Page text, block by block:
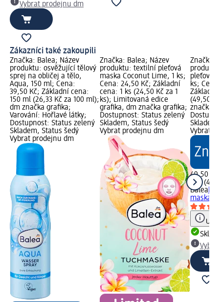
Vybrat prodejnu dm
Zákazníci také zakoupili
Značka: Balea; Název
produktu: osvěžující tělový
sprej na obličej a tělo,
Aqua, 150 ml; Cena:
39,50 Kč; Základní cena:
150 ml (26,33 Kč za 100 ml);
dm značka grafika;
Varování: Hořlavé látky;
Dostupnost: Status zelený
Skladem, Status šedý
Vybrat prodejnu dm
Značka: Balea; Název
produktu: textilní pleťová
maska Coconut Lime, 1 ks;
Cena: 24,50 Kč; Základní
cena: 1 ks (24,50 Kč za 1
ks); Limitovaná edice
grafika, dm značka grafika;
Dostupnost: Status zelený
Skladem, Status šedý
Vybrat prodejnu dm
Značka:
pleťová
ks;
Základní
(49,50
značka
Vybrat
49,50 Kč
1 ks
Balea
maska